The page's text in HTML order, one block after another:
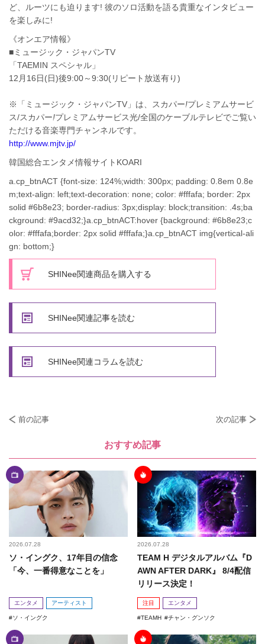
ど、ルーツにも迫ります! 彼のソロ活動を語る貴重なインタビュー
を楽しみに!
《オンエア情報》
■ミュージック・ジャパンTV
「TAEMIN スペシャル」
12月16日(日)後9:00～9:30(リピート放送有り)
※「ミュージック・ジャパンTV」は、スカパー!プレミアムサービ
ス/スカパー!プレミアムサービス光/全国のケーブルテレビでご覧い
ただける音楽専門チャンネルです。
http://www.mjtv.jp/
韓国総合エンタメ情報サイトKOARI
a.cp_btnACT {font-size: 124%;width: 300px; padding: 0.8em 0.8e
m;text-align: left;text-decoration: none; color: #fffafa; border: 2px
solid #6b8e23; border-radius: 3px;display: block;transition: .4s;ba
ckground: #9acd32;}a.cp_btnACT:hover {background: #6b8e23;c
olor: #fffafa;border: 2px solid #fffafa;}a.cp_btnACT img{vertical-ali
gn: bottom;}
SHINee関連商品を購入する
SHINee関連記事を読む
SHINee関連コラムを読む
前の記事 次の記事
おすすめ記事
2026.07.28
ソ・イングク、17年目の信念
「今、一番得意なことを」
エンタメ アーティスト
ソ・イングク
2026.07.28
TEAM H デジタルアルバム『D
AWN AFTER DARK』 8/4配信
リリース決定！
注目 エンタメ
TEAMH チャン・グンソク